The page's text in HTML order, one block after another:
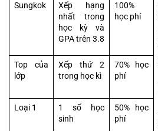
Sungkok
Xếp hạng
nhất trong
học kỳ và
GPA trên 3.8
100%
học phí
Top của
lớp
Xếp thứ 2
trong học kì
70% học
phí
Loại 1
1 số học
sinh
50% học
phí